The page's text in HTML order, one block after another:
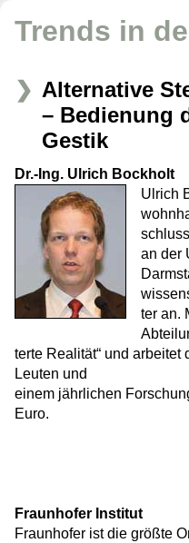
Trends in
Alternative
– Bedienung
Gestik
Dr.-Ing. Ulrich Bockholt
Ulrich
an der
ter an.
terte Realität“ und arbeitet
Leuten und
einem jährlichen
Euro.
Fraunhofer Institut
Fraunhofer ist die größte